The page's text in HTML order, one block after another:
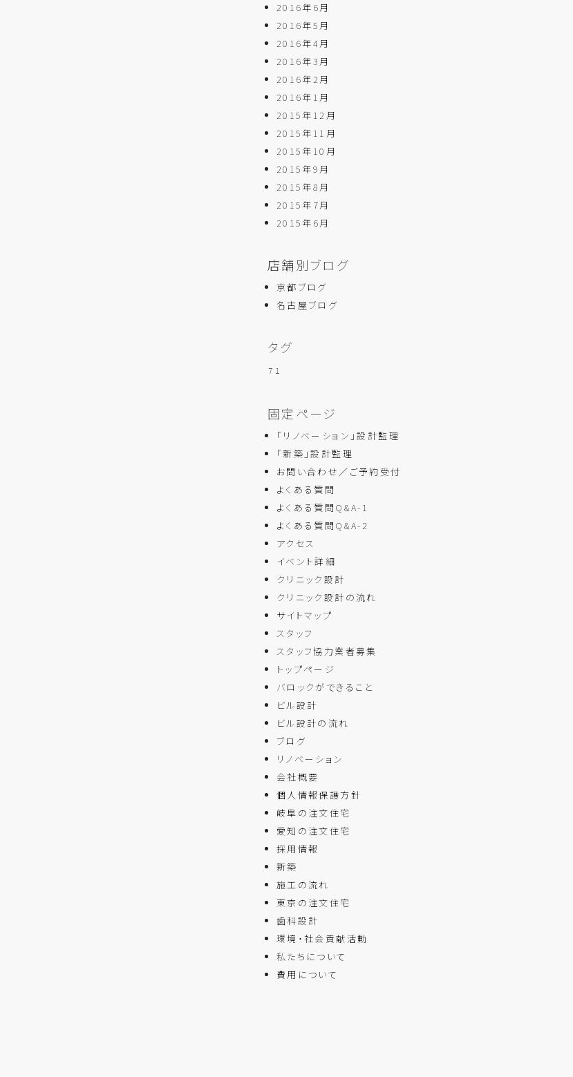
2016年6月
2016年5月
2016年4月
2016年3月
2016年2月
2016年1月
2015年12月
2015年11月
2015年10月
2015年9月
2015年8月
2015年7月
2015年6月
店舗別ブログ
京都ブログ
名古屋ブログ
タグ
７１
固定ページ
「リノベーション」設計監理
「新築」設計監理
お問い合わせ／ご予約受付
よくある質問
よくある質問Q&A-1
よくある質問Q&A-2
アクセス
イベント詳細
クリニック設計
クリニック設計の流れ
サイトマップ
スタッフ
スタッフ協力業者募集
トップページ
バロックができること
ビル設計
ビル設計の流れ
ブログ
リノベーション
会社概要
個人情報保護方針
岐阜の注文住宅
愛知の注文住宅
採用情報
新築
施工の流れ
東京の注文住宅
歯科設計
環境・社会貢献活動
私たちについて
費用について